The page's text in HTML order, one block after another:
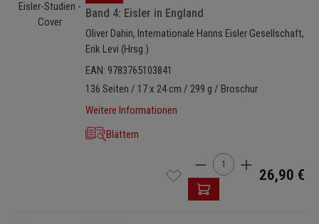
Band 4: Eisler in England
Oliver Dahin, Internationale Hanns Eisler Gesellschaft,
Erik Levi (Hrsg.)
EAN: 9783765103841
136 Seiten / 17 x 24 cm / 299 g / Broschur
Weitere Informationen
Blättern
Produkt Anzahl: Gib
26,90 €